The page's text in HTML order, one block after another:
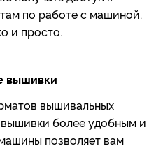
по работе с машиной.
и просто.
вышивки
вышивальных
более удобным и
позволяет вам